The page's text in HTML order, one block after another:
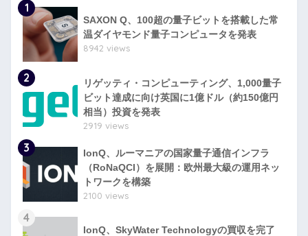
1
SAXON Q、100超の量子ビットを搭載した常
温ダイヤモンド量子コンピュータを発表
8942 views
2
リゲッティ・コンピューティング、1,000量子
ビット達成に向け英国に1億ドル（約150億円
相当）投資を発表
2919 views
3
IonQ、ルーマニアの国家量子通信インフラ
（RoNaQCI）を展開：欧州最大級の運用ネッ
トワークを構築
2100 views
4
IonQ、SkyWater Technologyの買収を完了